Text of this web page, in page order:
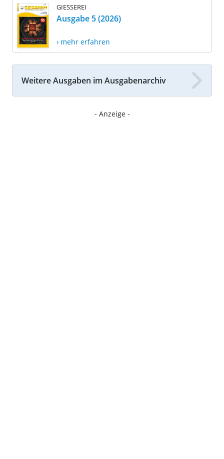
GIESSEREI
Ausgabe 5 (2026)
› mehr erfahren
Weitere Ausgaben im Ausgabenarchiv
- Anzeige -